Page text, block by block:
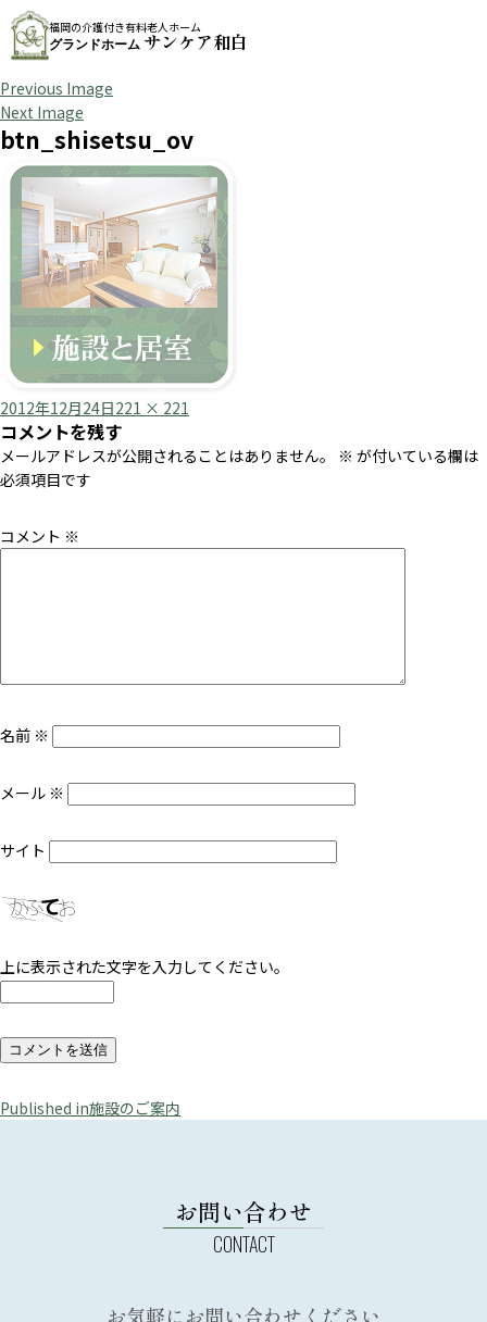
福岡の介護付き有料老人ホーム
グランドホーム サンケア和白
Previous Image
Next Image
btn_shisetsu_ov
Posted
on
2012年12月24日Full
size
221 × 221
コメントを残す
メールアドレスが公開されることはありません。 ※ が付いている欄は
必須項目です
コメント ※
名前 ※
メール ※
サイト
上に表示された文字を入力してください。
投
Published in施設のご案内
お問い合わせ
お気軽にお問い合わせください